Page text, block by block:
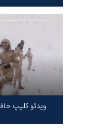
ویدئو کلیپ